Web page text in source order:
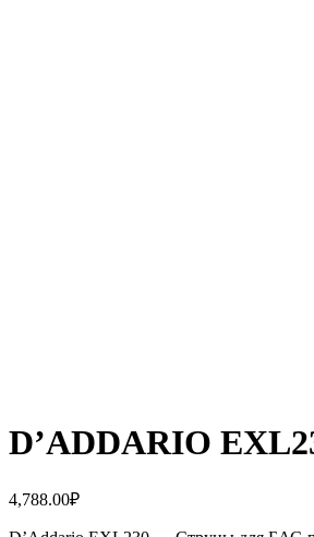
D’ADDARIO
4,788.00₽